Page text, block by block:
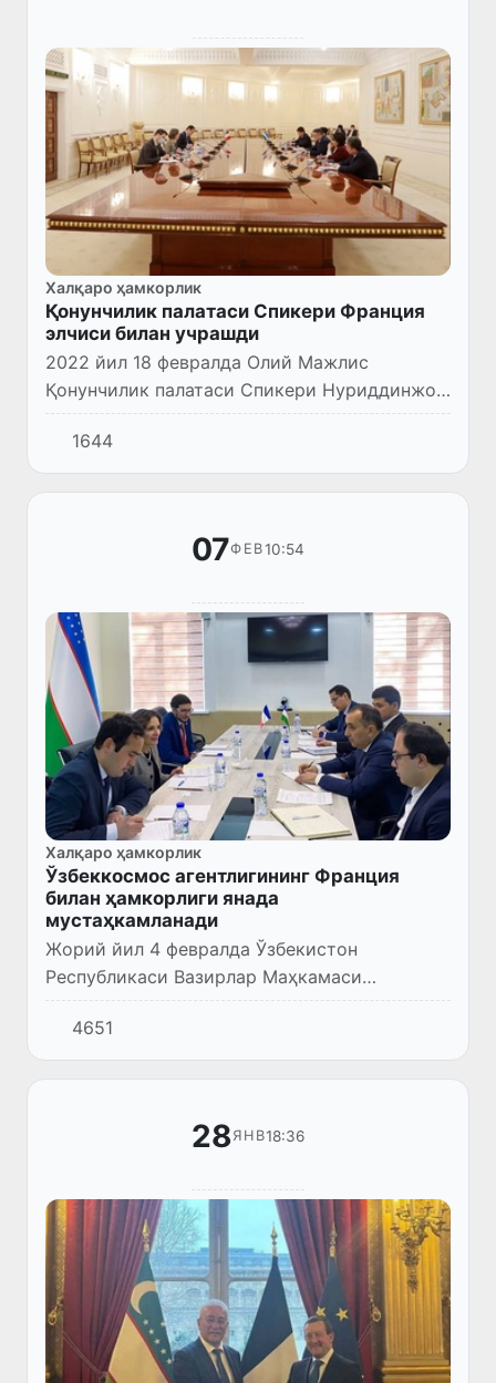
Халқаро ҳамкорлик
Қонунчилик палатаси Спикери Франция
элчиси билан учрашди
2022 йил 18 февралда Олий Мажлис
Қонунчилик палатаси Спикери Нуриддинжон
Исмоилов Франциянинг Ўзбекистондаги
Фавқулодда ва мухтор элчиси Орелия
Бушезни қабул қилди.
1644
07ФЕВ10:54
Халқаро ҳамкорлик
Ўзбеккосмос агентлигининг Франция
билан ҳамкорлиги янада
мустаҳкамланади
Жорий йил 4 февралда Ўзбекистон
Республикаси Вазирлар Маҳкамаси
ҳузуридаги Космик тадқиқотлар ва
технологиялар агентлиги ҳамда Франция
Республикасининг Ўзбекистондаги
элчихонаси ва...
4651
28ЯНВ18:36